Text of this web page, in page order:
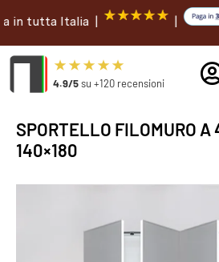
Italia | |
4.9/5su +120 recensioni
SPORTELLO FILOMURO A
140×180